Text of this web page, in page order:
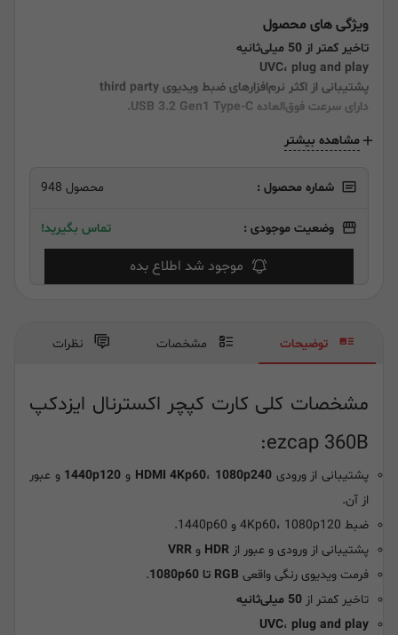
ویژگی های محصول
تاخیر کمتر از 50 میلی‌ثانیه
UVC، plug and play
پشتیبانی از اکثر نرم‌افزارهای ضبط ویدیوی third party
دارای سرعت فوق‌العاده USB 3.2 Gen1 Type-C.
مشاهده بیشتر
شماره محصول : محصول 948
وضعیت موجودی : تماس بگیرید!
موجود شد اطلاع بده
مشخصات کلی کارت کپچر اکسترنال ایزدکپ
ezcap 360B:
پشتیبانی از ورودی HDMI 4Kp60، 1080p240 و 1440p120 و عبور
از آن.
ضبط 4Kp60، 1080p120 و 1440p60.
پشتیبانی از ورودی و عبور از HDR و VRR
فرمت ویدیوی رنگی واقعی RGB تا 1080p60
.
تاخیر کمتر از 50 میلی‌ثانیه
UVC، plug and play